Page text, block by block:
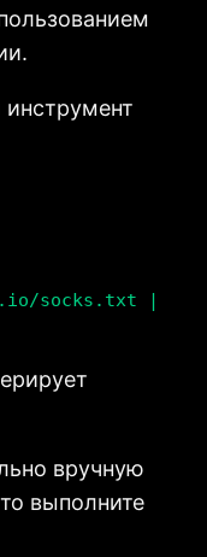
socks.txt |
вручную
выполните